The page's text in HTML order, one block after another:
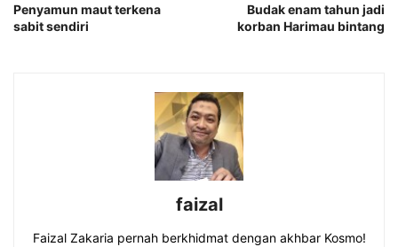
Penyamun maut terkena
sabit sendiri
Budak enam tahun jadi
korban Harimau bintang
faizal
Faizal Zakaria pernah berkhidmat dengan akhbar Kosmo!